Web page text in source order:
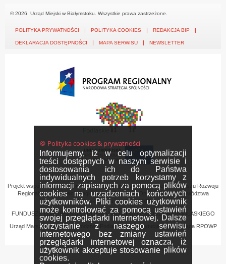
🍪 Polityka cookies & prywatności
Informujemy, iż w celu optymalizacji
treści dostępnych w naszym serwisie i
dostosowania ich do Państwa
indywidualnych potrzeb korzystamy z
informacji zapisanych za pomocą plików
cookies na urządzeniach końcowych
użytkowników. Pliki cookies użytkownik
może kontrolować za pomocą ustawień
swojej przeglądarki internetowej. Dalsze
korzystanie z naszego serwisu
internetowego bez zmiany ustawień
przeglądarki internetowej oznacza, iż
użytkownik akceptuje stosowanie plików
cookies.
© 2026. Urząd Miejski w Białymstoku. Wszystkie prawa zastrzeżone.
POLITYKA PRYWATNOŚCI POLITYKA COOKIES REDAKCJA BIP
DEKLARACJA DOSTĘPNOŚCI MAPA SERWISU NEWSLETTER
Projekt współfinansowany przez Unię Europejską z Europejskiego Funduszu Rozwoju
Regionalnego w ramach Regionalnego Programu Operacyjnego Województwa
Podlaskiego na lata 2007-2013
FUNDUSZE EUROPEJSKIE - DLA ROZWOJU WOJEWÓDZTWA PODLASKIEGO
Urząd Marszałkowski Województwa Podlaskiego – Instytucja Zarządzająca RPOWP